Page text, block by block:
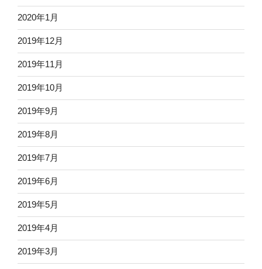
2020年1月
2019年12月
2019年11月
2019年10月
2019年9月
2019年8月
2019年7月
2019年6月
2019年5月
2019年4月
2019年3月